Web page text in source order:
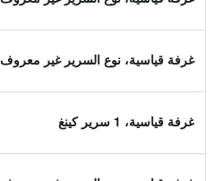
غرفة قياسية، نوع السرير غير معروف
غرفة قياسية، 1 سرير كينغ